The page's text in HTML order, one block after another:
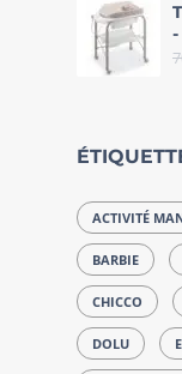
-
ACTIVITÉ
BARBIE
CHICCO
DOLU